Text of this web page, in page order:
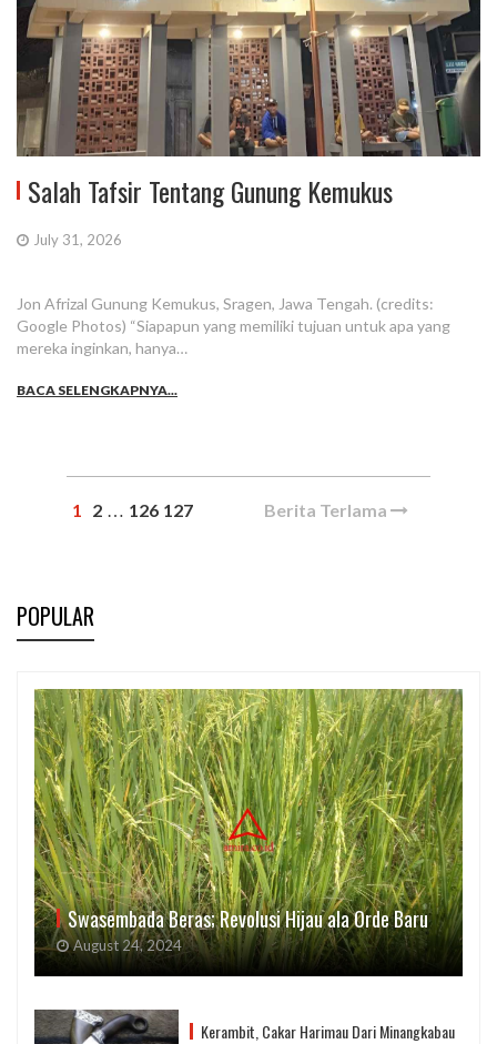
Salah Tafsir Tentang Gunung Kemukus
July 31, 2026
Jon Afrizal Gunung Kemukus, Sragen, Jawa Tengah. (credits:
Google Photos) “Siapapun yang memiliki tujuan untuk apa yang
mereka inginkan, hanya…
BACA SELENGKAPNYA...
1 2 … 126 127 Berita Terlama
POPULAR
Swasembada Beras; Revolusi Hijau ala Orde Baru
August 24, 2024
Kerambit, Cakar Harimau Dari Minangkabau